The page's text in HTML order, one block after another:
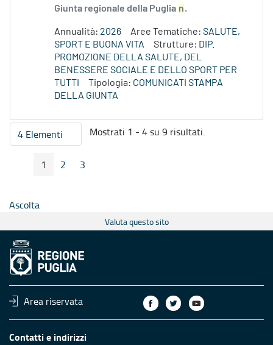
Giunta regionale della Puglia n.
Annualità: 2026 Aree Tematiche: SALUTE,
SPORT E BUONA VITA
Strutture: DIP.
PROMOZIONE DELLA SALUTE, DEL
BENESSERE SOCIALE E DELLO SPORT PER
TUTTI
Tipologia: COMUNICATI STAMPA
DELLA GIUNTA
4 ElementiPer pagina
Mostrati 1 - 4 su 9 risultati.
Pagina Precedente
Pagina
1 Pagina
2 Pagina
3
Ascolta
Valuta questo sito
Area riservata
Contatti e indirizzi